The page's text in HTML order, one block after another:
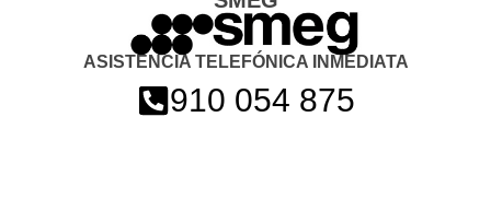
ASISTENCIA TELEFÓNICA INMEDIATA
910 054 875